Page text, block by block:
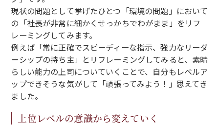
現状の問題として挙げたひとつ「環境の問題」において
の「社長が非常に細かくせっかちでわがまま」をリフ
レーミングしてみます。
例えば「常に正確でスピーディーな指示、強力なリーダ
ーシップの持ち主」とリフレーミングしてみると、素晴
らしい能力の上司についていくことで、自分もレベルア
ップできそうな気がして「頑張ってみよう！」思えてき
ました。
上位レベルの意識から変えていく